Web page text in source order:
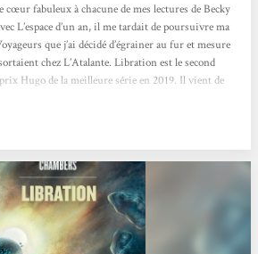
cœur fabuleux à chacune de mes lectures de Becky
L’espace d’un an, il me tardait de poursuivre ma
que j’ai décidé d’égrainer au fur et mesure
chez L’Atalante. Libration est le second
Hugo de la meilleure série en 2019. Il vient de
pensé… Dehors, sous les étoiles, tout allait un peu